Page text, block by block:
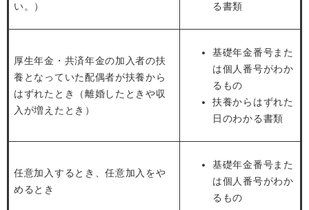
い。）
る書類
厚生年金・共済年金の加入者の扶
養となっていた配偶者が扶養から
はずれたとき（離婚したときや収
入が増えたとき）
基礎年金番号また
は個人番号がわか
るもの
扶養からはずれた
日のわかる書類
任意加入するとき、任意加入をや
めるとき
基礎年金番号また
は個人番号がわか
るもの